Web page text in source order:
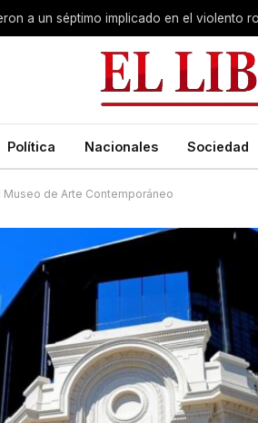
Política Nacionales Sociedad
de Arte Contemporáneo